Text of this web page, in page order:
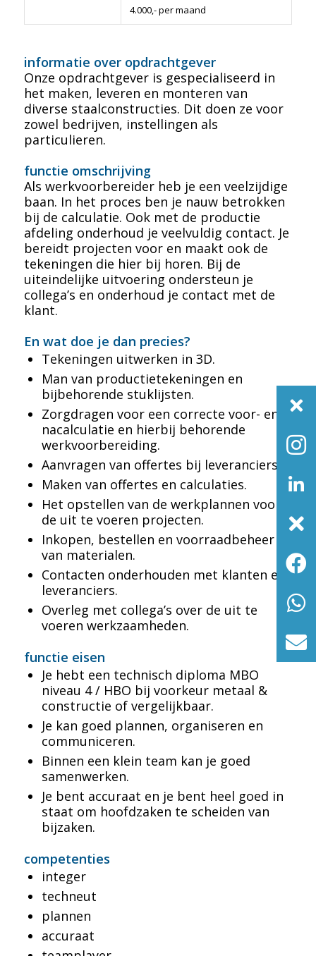
4.000,- per maand
informatie over opdrachtgever
Onze opdrachtgever is gespecialiseerd in
het maken, leveren en monteren van
diverse staalconstructies. Dit doen ze voor
zowel bedrijven, instellingen als
particulieren.
functie omschrijving
Als werkvoorbereider heb je een veelzijdige
baan. In het proces ben je nauw betrokken
bij de calculatie. Ook met de productie
afdeling onderhoud je veelvuldig contact. Je
bereidt projecten voor en maakt ook de
tekeningen die hier bij horen. Bij de
uiteindelijke uitvoering ondersteun je
collega’s en onderhoud je contact met de
klant.
En wat doe je dan precies?
Tekeningen uitwerken in 3D.
Man van productietekeningen en
bijbehorende stuklijsten.
Zorgdragen voor een correcte voor- en
nacalculatie en hierbij behorende
werkvoorbereiding.
Aanvragen van offertes bij leveranciers.
Maken van offertes en calculaties.
Het opstellen van de werkplannen voor
de uit te voeren projecten.
Inkopen, bestellen en voorraadbeheer
van materialen.
Contacten onderhouden met klanten en
leveranciers.
Overleg met collega’s over de uit te
voeren werkzaamheden.
functie eisen
Je hebt een technisch diploma MBO
niveau 4 / HBO bij voorkeur metaal &
constructie of vergelijkbaar.
Je kan goed plannen, organiseren en
communiceren.
Binnen een klein team kan je goed
samenwerken.
Je bent accuraat en je bent heel goed in
staat om hoofdzaken te scheiden van
bijzaken.
competenties
integer
techneut
plannen
accuraat